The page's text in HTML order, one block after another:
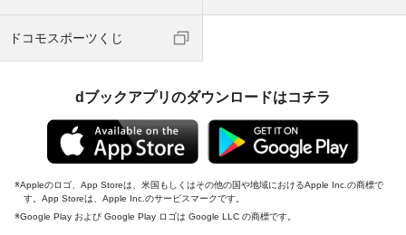
ドコモスポーツくじ
dブックアプリのダウンロードはコチラ
Appleのロゴ、App Storeは、米国もしくはその他の国や地域におけるApple Inc.の商標で
す。App Storeは、Apple Inc.のサービスマークです。
Google Play および Google Play ロゴは Google LLC の商標です。